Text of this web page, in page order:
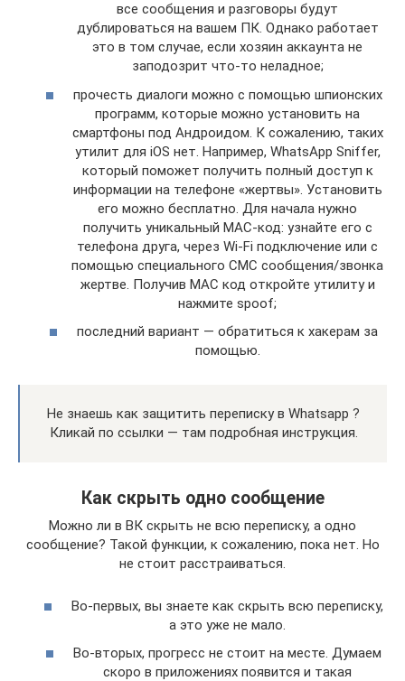
все сообщения и разговоры будут
дублироваться на вашем ПК. Однако работает
это в том случае, если хозяин аккаунта не
заподозрит что-то неладное;
прочесть диалоги можно с помощью шпионских
программ, которые можно установить на
смартфоны под Андроидом. К сожалению, таких
утилит для iOS нет. Например, WhatsApp Sniffer,
который поможет получить полный доступ к
информации на телефоне «жертвы». Установить
его можно бесплатно. Для начала нужно
получить уникальный MAC-код: узнайте его с
телефона друга, через Wi-Fi подключение или с
помощью специального СМС сообщения/звонка
жертве. Получив MAC код откройте утилиту и
нажмите spoof;
последний вариант — обратиться к хакерам за
помощью.
Не знаешь как защитить переписку в Whatsapp ?
Кликай по ссылки — там подробная инструкция.
Как скрыть одно сообщение
Можно ли в ВК скрыть не всю переписку, а одно
сообщение? Такой функции, к сожалению, пока нет. Но
не стоит расстраиваться.
Во-первых, вы знаете как скрыть всю переписку,
а это уже не мало.
Во-вторых, прогресс не стоит на месте. Думаем
скоро в приложениях появится и такая